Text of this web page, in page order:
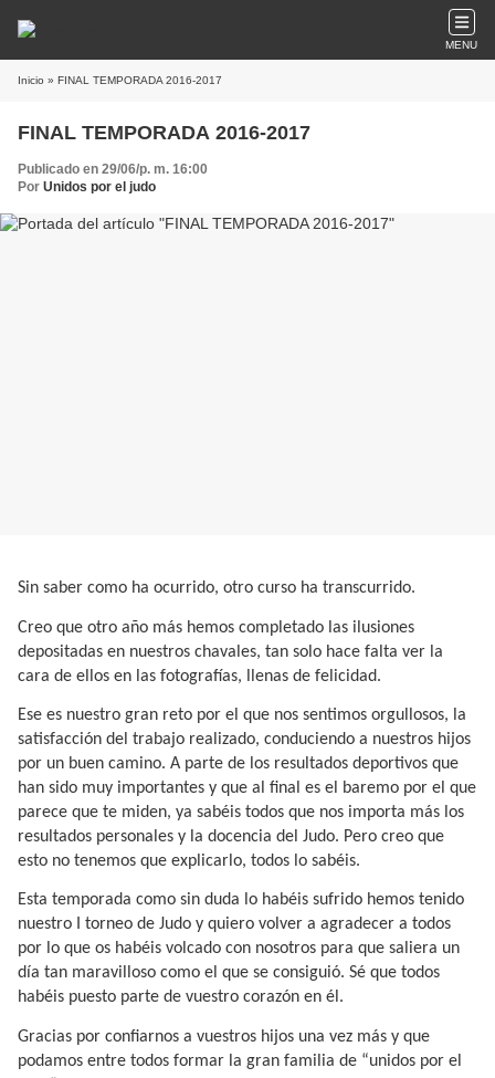
MENU
Inicio » FINAL TEMPORADA 2016-2017
FINAL TEMPORADA 2016-2017
Publicado en 29/06/p. m. 16:00
Por Unidos por el judo
Sin saber como ha ocurrido, otro curso ha transcurrido.
Creo que otro año más hemos completado las ilusiones
depositadas en nuestros chavales, tan solo hace falta ver la
cara de ellos en las fotografías, llenas de felicidad.
Ese es nuestro gran reto por el que nos sentimos orgullosos, la
satisfacción del trabajo realizado, conduciendo a nuestros hijos
por un buen camino. A parte de los resultados deportivos que
han sido muy importantes y que al final es el baremo por el que
parece que te miden, ya sabéis todos que nos importa más los
resultados personales y la docencia del Judo. Pero creo que
esto no tenemos que explicarlo, todos lo sabéis.
Esta temporada como sin duda lo habéis sufrido hemos tenido
nuestro I torneo de Judo y quiero volver a agradecer a todos
por lo que os habéis volcado con nosotros para que saliera un
día tan maravilloso como el que se consiguió. Sé que todos
habéis puesto parte de vuestro corazón en él.
Gracias por confiarnos a vuestros hijos una vez más y que
podamos entre todos formar la gran familia de “unidos por el